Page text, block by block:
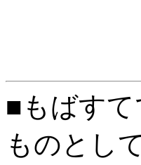
■もばす
ものとし